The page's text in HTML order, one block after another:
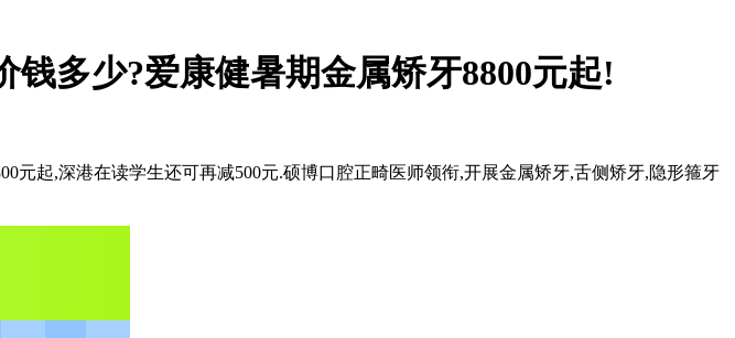
多少?爱康健暑期金属矫牙8800元起!
元起,深港在读学生还可再减500元.硕博口腔正畸医师领衔,开展金属矫牙,舌侧矫牙,隐形箍牙